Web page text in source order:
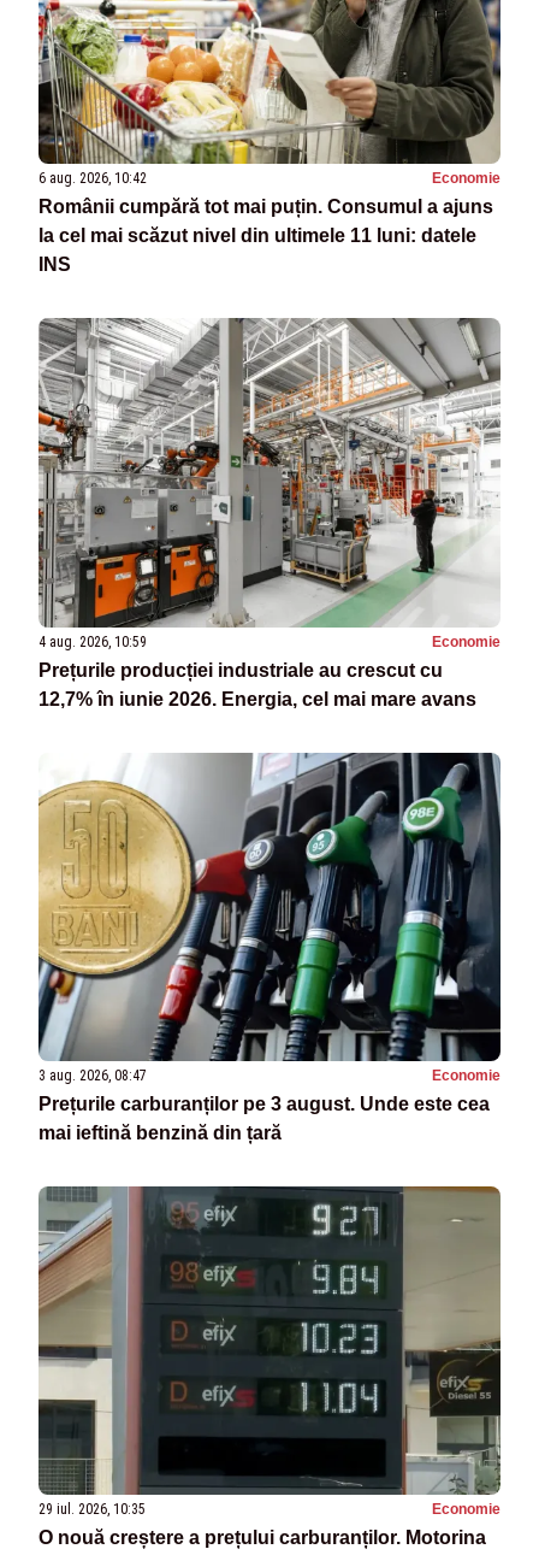
6 aug. 2026, 10:42 Economie
Românii cumpără tot mai puțin. Consumul a ajuns
la cel mai scăzut nivel din ultimele 11 luni: datele
INS
4 aug. 2026, 10:59 Economie
Prețurile producției industriale au crescut cu
12,7% în iunie 2026. Energia, cel mai mare avans
3 aug. 2026, 08:47 Economie
Prețurile carburanților pe 3 august. Unde este cea
mai ieftină benzină din țară
29 iul. 2026, 10:35 Economie
O nouă creștere a prețului carburanților. Motorina